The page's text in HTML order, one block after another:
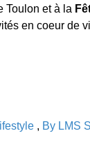
Toulon et à la
en coeur de
, By LMS